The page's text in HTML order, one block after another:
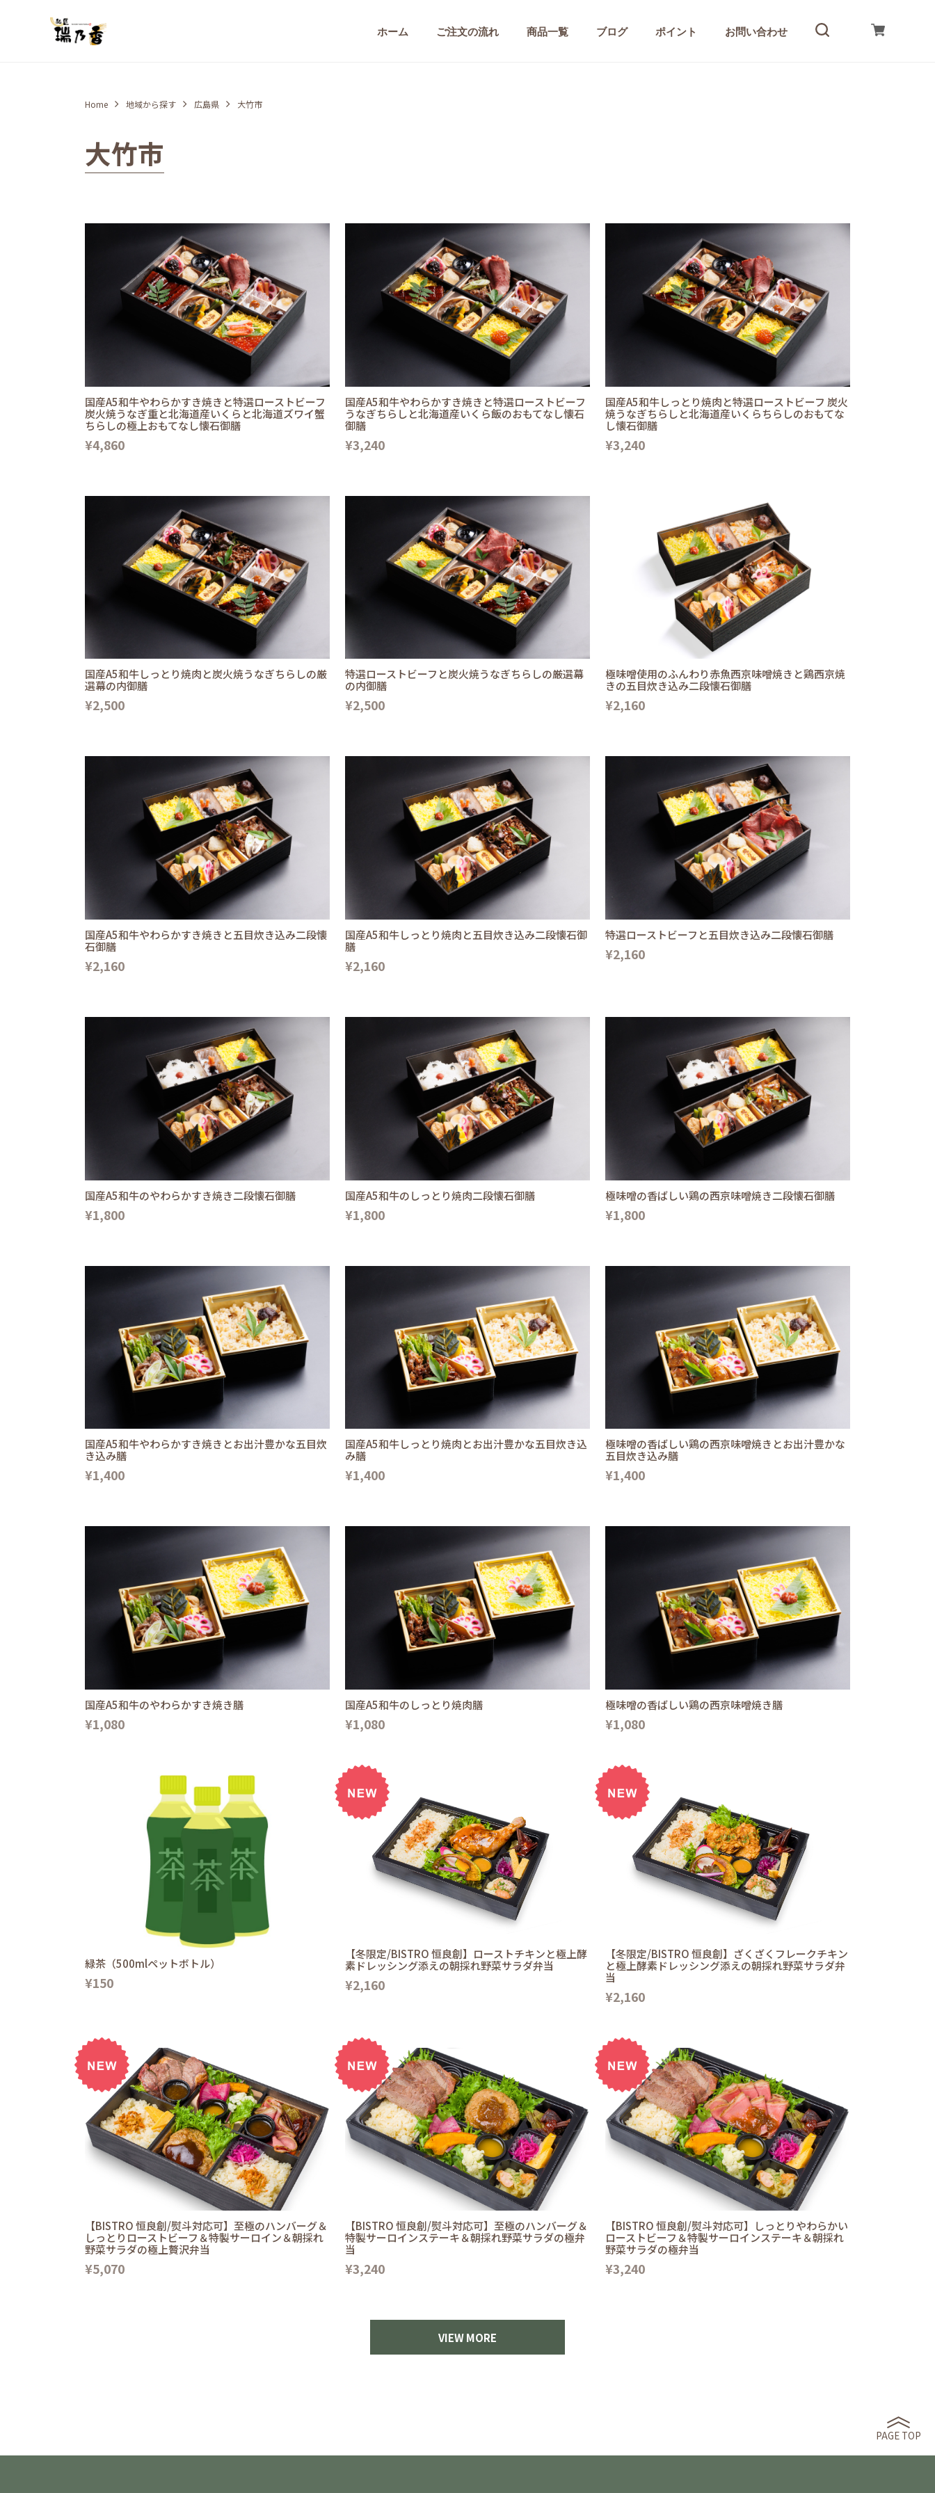
ホーム ご注文の流れ 商品一覧 ブログ ポイント お問い合わせ
Home 地域から探す 広島県 大竹市
大竹市
国産A5和牛やわらかすき焼きと特選ローストビーフ
炭火焼うなぎ重と北海道産いくらと北海道ズワイ蟹
ちらしの極上おもてなし懐石御膳
¥4,860
国産A5和牛やわらかすき焼きと特選ローストビーフ
うなぎちらしと北海道産いくら飯のおもてなし懐石
御膳
¥3,240
国産A5和牛しっとり焼肉と特選ローストビーフ 炭火
焼うなぎちらしと北海道産いくらちらしのおもてな
し懐石御膳
¥3,240
国産A5和牛しっとり焼肉と炭火焼うなぎちらしの厳
選幕の内御膳
¥2,500
特選ローストビーフと炭火焼うなぎちらしの厳選幕
の内御膳
¥2,500
極味噌使用のふんわり赤魚西京味噌焼きと鶏西京焼
きの五目炊き込み二段懐石御膳
¥2,160
国産A5和牛やわらかすき焼きと五目炊き込み二段懐
石御膳
¥2,160
国産A5和牛しっとり焼肉と五目炊き込み二段懐石御
膳
¥2,160
特選ローストビーフと五目炊き込み二段懐石御膳
¥2,160
国産A5和牛のやわらかすき焼き二段懐石御膳
¥1,800
国産A5和牛のしっとり焼肉二段懐石御膳
¥1,800
極味噌の香ばしい鶏の西京味噌焼き二段懐石御膳
¥1,800
国産A5和牛やわらかすき焼きとお出汁豊かな五目炊
き込み膳
¥1,400
国産A5和牛しっとり焼肉とお出汁豊かな五目炊き込
み膳
¥1,400
極味噌の香ばしい鶏の西京味噌焼きとお出汁豊かな
五目炊き込み膳
¥1,400
国産A5和牛のやわらかすき焼き膳
¥1,080
国産A5和牛のしっとり焼肉膳
¥1,080
極味噌の香ばしい鶏の西京味噌焼き膳
¥1,080
緑茶（500mlペットボトル）
¥150
【冬限定/BISTRO 恒良創】ローストチキンと極上酵
素ドレッシング添えの朝採れ野菜サラダ弁当
¥2,160
【冬限定/BISTRO 恒良創】ざくざくフレークチキン
と極上酵素ドレッシング添えの朝採れ野菜サラダ弁
当
¥2,160
【BISTRO 恒良創/熨斗対応可】至極のハンバーグ＆
しっとりローストビーフ＆特製サーロイン＆朝採れ
野菜サラダの極上贅沢弁当
¥5,070
【BISTRO 恒良創/熨斗対応可】至極のハンバーグ＆
特製サーロインステーキ＆朝採れ野菜サラダの極弁
当
¥3,240
【BISTRO 恒良創/熨斗対応可】しっとりやわらかい
ローストビーフ＆特製サーロインステーキ＆朝採れ
野菜サラダの極弁当
¥3,240
VIEW MORE
PAGE TOP